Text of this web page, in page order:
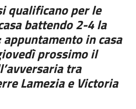
qualificano per le
battendo 2-4 la
appuntamento in casa
prossimo il
tra
Lamezia e Victoria